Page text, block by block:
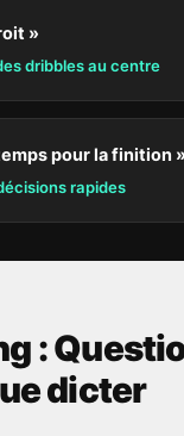
»
dribbles au centre
pour la finition »
rapides
:
dicter